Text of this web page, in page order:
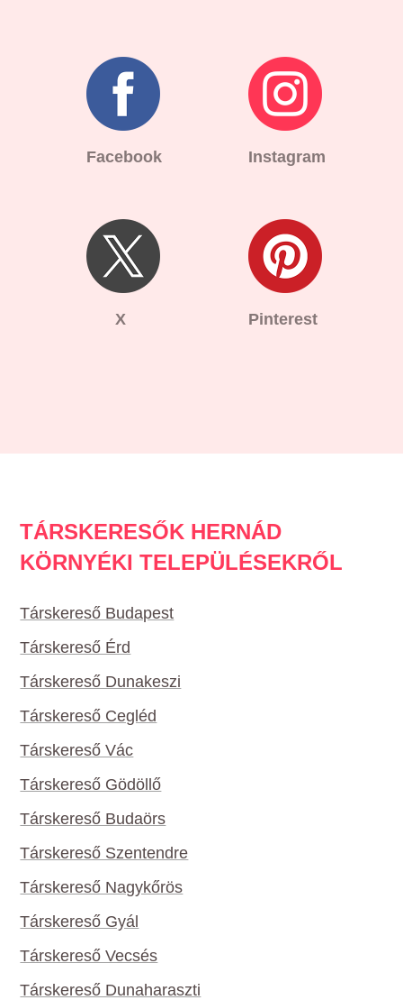
Facebook Instagram
X Pinterest
TÁRSKERESŐK HERNÁD
KÖRNYÉKI TELEPÜLÉSEKRŐL
Társkereső Budapest
Társkereső Érd
Társkereső Dunakeszi
Társkereső Cegléd
Társkereső Vác
Társkereső Gödöllő
Társkereső Budaörs
Társkereső Szentendre
Társkereső Nagykőrös
Társkereső Gyál
Társkereső Vecsés
Társkereső Dunaharaszti